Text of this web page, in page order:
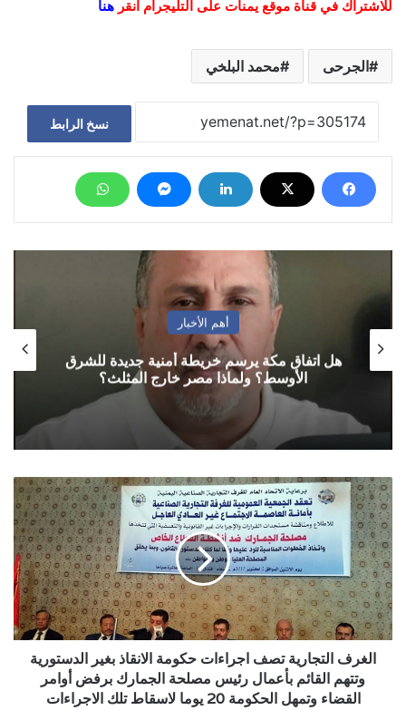
للاشتراك في قناة موقع يمنات على التليجرام انقر هنا
الجرحى محمد البلخي
نسخ الرابط
أهم الأخبار
هل اتفاق مكة يرسم خريطة أمنية جديدة للشرق
الأوسط؟ ولماذا مصر خارج المثلث؟
الغرف
التجارية
تصف
اجراءات
حكومة
الانقاذ
بغير
الدستورية
وتتهم
القائم
بأعمال
الغرف التجارية تصف اجراءات حكومة الانقاذ بغير الدستورية
وتتهم القائم بأعمال رئيس مصلحة الجمارك برفض أوامر
القضاء وتمهل الحكومة 20 يوما لاسقاط تلك الاجراءات